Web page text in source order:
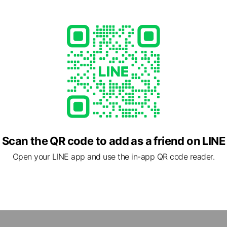
Scan the QR code to add as a friend on LINE
Open your LINE app and use the in-app QR code reader.